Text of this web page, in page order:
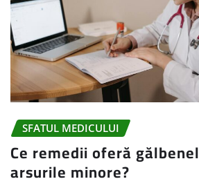
SFATUL MEDICULUI
Ce remedii oferă
arsurile minore?